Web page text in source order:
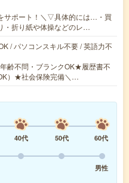
サポート！＼▽具体的には…・買
・折り紙や体操などのレ…
/ パソコンスキル不要 / 英語力不
齢不問・ブランクOK★履歴書不
）★社会保険完備＼…
40代 50代
60代
男性